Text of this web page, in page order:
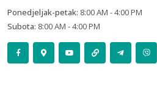
Ponedjeljak-petak: 8:00 AM - 4:00 PM
Subota: 8:00 AM - 4:00 PM